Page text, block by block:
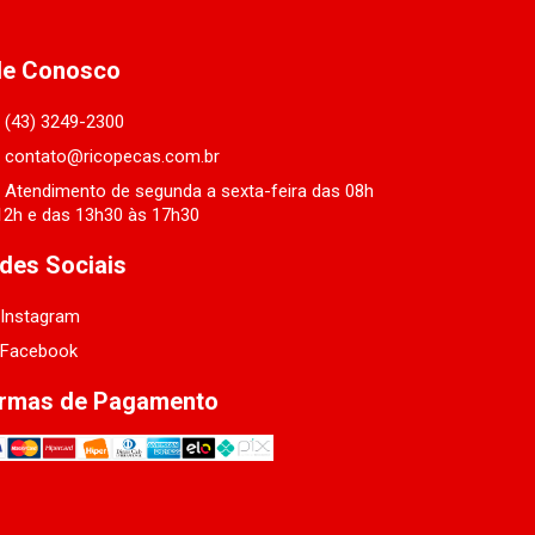
Conosco
(43) 3249-2300
contato@ricopecas.com.br
Atendimento de segunda a sexta-feira das 08h
e das 13h30 às 17h30
Sociais
Instagram
Facebook
de Pagamento